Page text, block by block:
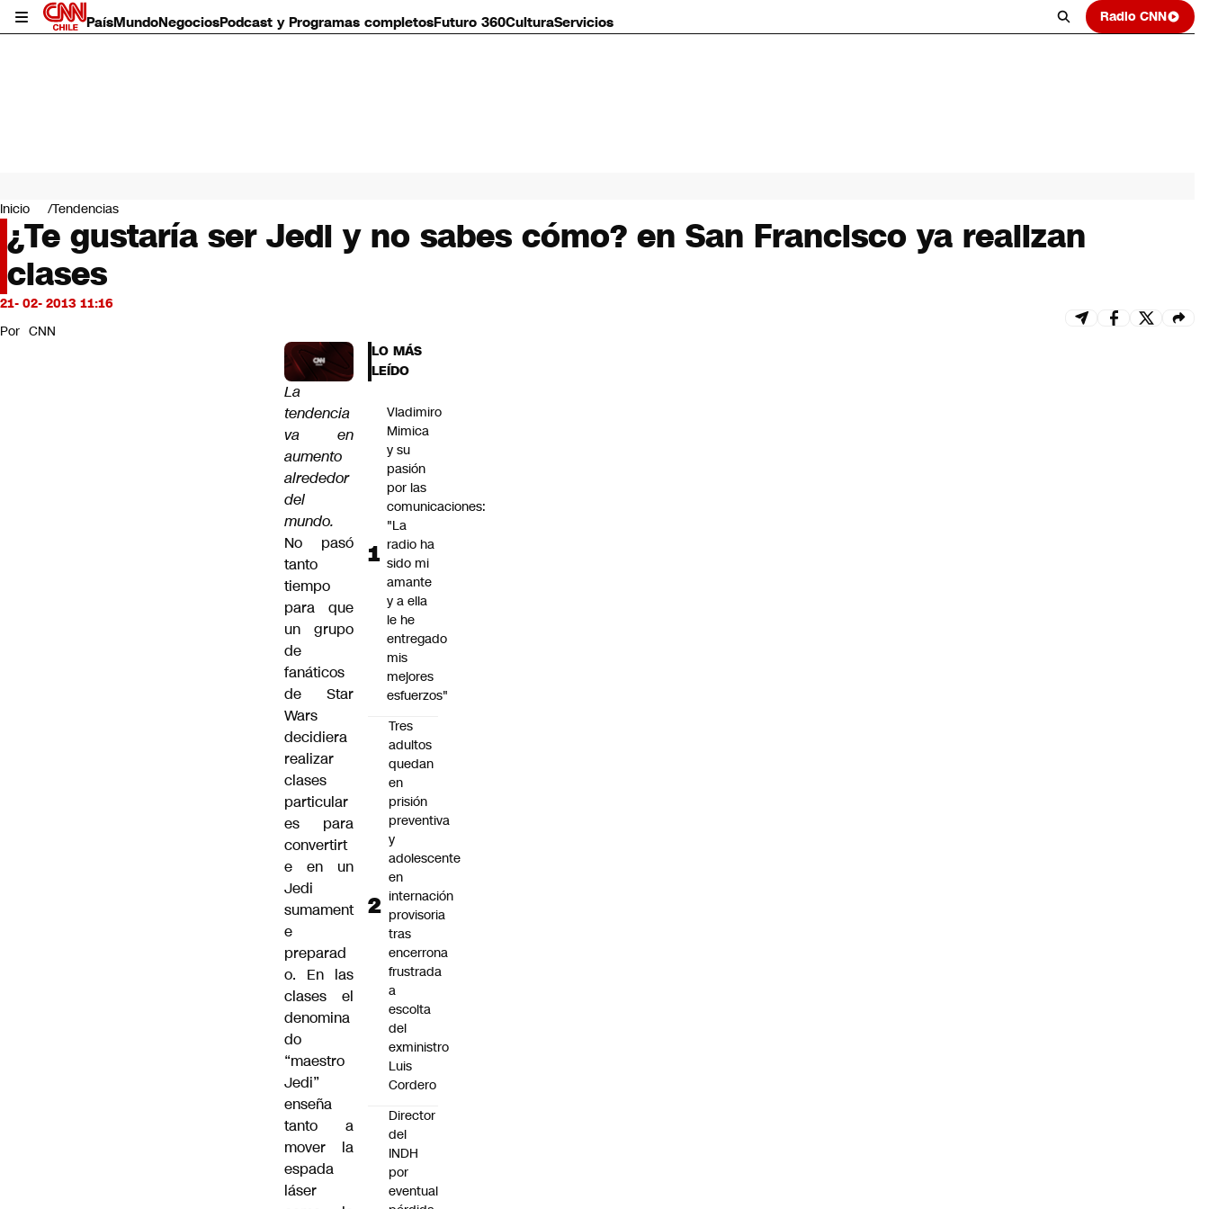
PaísMundoNegociosPodcast y Programas completosFuturo 360CulturaServicios Radio CNN
Mundo
Negocios
Deportes
Programas completos
Cultura
Servicios
Bits
CNN Data
Inicio Tendencias
¿Te gustaría ser Jedi y no sabes cómo? en San Francisco ya realizan
clases
21- 02- 2013 11:16
Por CNN
La
tendencia
va en
aumento
alrededor
del
mundo.
No pasó
tanto
tiempo
para que
un grupo
de
fanáticos
de Star
Wars
decidiera
realizar
clases
particular
es para
convertirt
e en un
Jedi
sumament
e
preparad
o. En las
clases el
denomina
do
“maestro
Jedi”
enseña
tanto a
mover la
espada
láser
LO MÁS
LEÍDO
Vladimiro
Mimica
y su
pasión
por las
comunicaciones:
"La
radio ha
sido mi
amante
y a ella
le he
entregado
mis
mejores
esfuerzos"
Tres
adultos
quedan
en
prisión
preventiva
y
adolescente
en
internación
provisoria
tras
encerrona
frustrada
a
escolta
del
exministro
Luis
Cordero
Director
del
INDH
por
eventual